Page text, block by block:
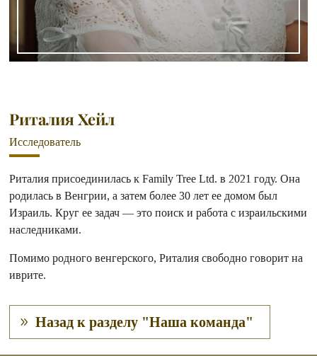
Риталия Хейл
Исследователь
Риталия присоединилась к Family Tree Ltd. в 2021 году. Она
родилась в Венгрии, а затем более 30 лет ее домом был
Израиль. Круг ее задач — это поиск и работа с израильскими
наследниками.
Помимо родного венгерского, Риталия свободно говорит на
иврите.
Назад к разделу "Наша команда"